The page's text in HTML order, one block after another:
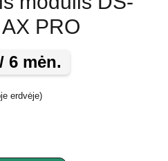
PRO
/ 6 mėn.
erdvėje)